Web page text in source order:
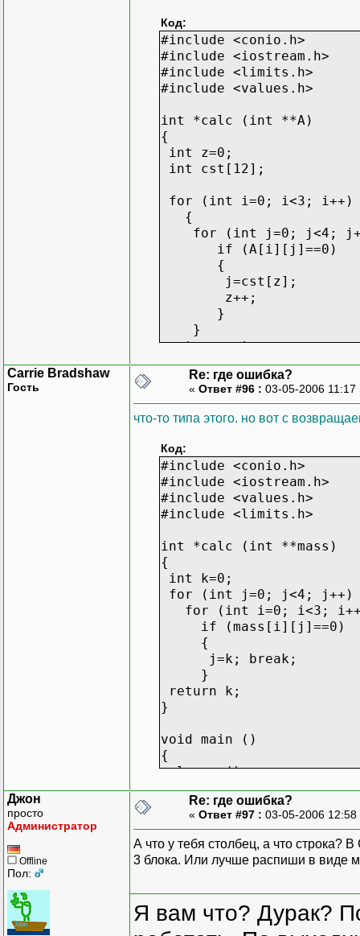
Код:
#include <conio.h>
#include <iostream.h>
#include <limits.h>
#include <values.h>
int *calc (int **A)
{
int z=0;
int cst[12];
for (int i=0; i<3; i++)
{
for (int j=0; j<4;
if (A[i][j]==0)
{
j=cst[z];
z++;
}
}
return cst;
int min=INT_MAX;
for (z=0; z<12; z++)
if (cst[z]<min)
}
return min;
}
void main ()
{
clrscr ();
int
int *res;
res=calc (mass);
cout<<"\n";
for (int i=0; i<3; i++)
for (int j=0; j<4;
{
cout<<" ";
cout<<mass[i][j];
}
cout<<"\n\n";
}
Carrie Bradshaw
Гость
Re: где ошибка?
« Ответ #96 : 03-05-2006
что-то типа этого. но вот с
Код:
#include <conio.h>
#include <iostream.h>
#include <values.h>
#include <limits.h>
int *calc (int **mass)
{
int k=0;
for (int j=0; j<4; j++)
for (int i=0; i<3;
if (mass[i][j]==0)
{
j=k; break;
}
return k;
}
void main ()
{
clrscr ();
int
int *sear;
int k;
for (int i=0; i<3; i++)
for (int j=0; j<4;
cout<< A[i][j];
}
Джон
просто
Администратор
Offline
Пол:
Re: где ошибка?
« Ответ #97 : 03-05-2006
А что у тебя столбец, а что строка?
3 блока. Или лучше распиши в виде
Я вам что? Дурак?